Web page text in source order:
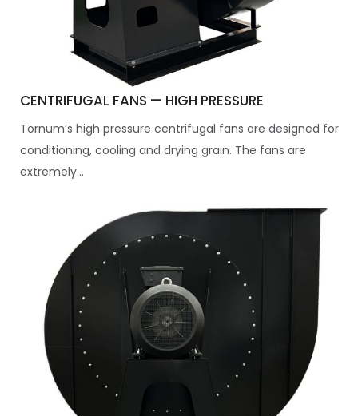
CENTRIFUGAL FANS — HIGH PRESSURE
Tornum’s high pressure centrifugal fans are designed for
conditioning, cooling and drying grain. The fans are
extremely...